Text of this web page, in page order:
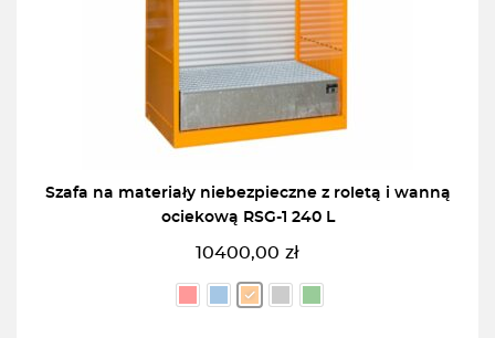
Szafa na materiały niebezpieczne z roletą i wanną
ociekową RSG-1 240 L
10400,00 zł